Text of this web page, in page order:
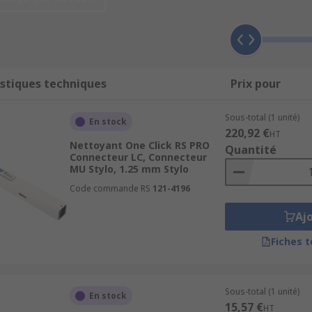
dans une large gamme d'options, comprenant les
et tissus.
?
exemple, sont dotés d'une simple action de poussée
de nettoyage rechargeables pour nettoyer une
à sec ou avec du liquide de nettoyage, pour
à fibre optique dotée du même connecteur aux deux
techniques Prix pour
En stock
Nettoyant One Click RS PRO
Connecteur LC, Connecteur
MU Stylo, 1.25 mm Stylo
Code commande RS 121-4196
Sous-total (1 unité)
220,92 €HT
Quantité
Fiches
En stock Sous-total (1 unité)
15,57 €HT